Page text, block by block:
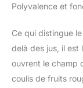
Polyvalence et
Ce qui distingue
delà des jus, il est
ouvrent le champ
coulis de fruits